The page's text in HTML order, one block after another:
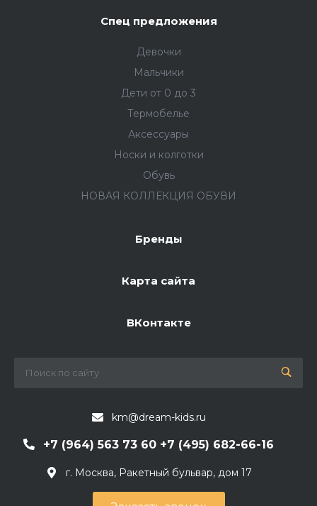
Спец предложения
Девочки
Мальчики
Дети от 0 до 3
Термобелье
Аксессуары
Носки и колготки
Обувь
НОВАЯ КОЛЛЕКЦИЯ ОБУВИ
Бренды
Карта сайта
ВКонтакте
km@dream-kids.ru
+7 (964) 563 73 60 +7 (495) 682-66-16
г. Москва, Ракетный бульвар, дом 17